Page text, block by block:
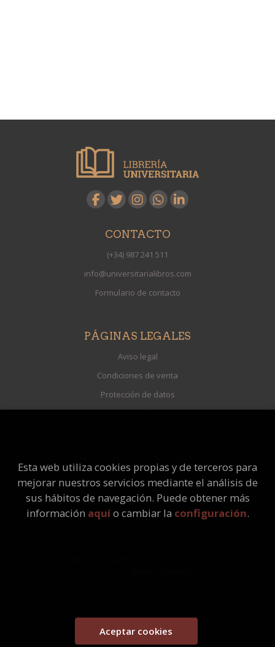
CONTACTO
(+34) 987 241 511
info@universitarialibros.com
Formulario de contacto
PÁGINAS LEGALES
Aviso legal
Condiciones de venta
Protección de datos
Política de Cookies
Quiénes somos
Pedidos especiales
Esta web utiliza cookies propias y de terceros para
mejorar nuestros servicios mediante el análisis de
sus hábitos de navegación. Puede obtener más
información aquío cambiar la configuración.
Aceptar cookies